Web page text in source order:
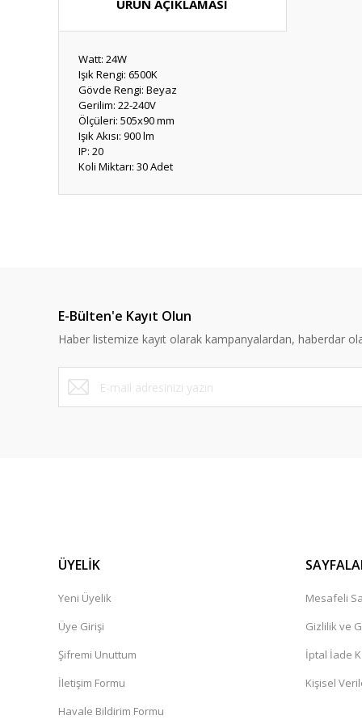
ÜRÜN AÇIKLAMASI
Watt: 24W
Işık Rengi: 6500K
Gövde Rengi: Beyaz
Gerilim: 22-240V
Ölçüleri: 505x90 mm
Işık Akısı: 900 lm
IP: 20
Koli Miktarı: 30 Adet
Ürün bilgilerinde hatalar bulunuyor.
Ürün fiyatı diğer sitelerden daha pahalı.
Bu ürüne benzer farklı alternatifler olmalı.
E-Bülten'e Kayıt Olun
Haber listemize kayıt olarak kampanyalardan, haberdar
ÜYELİK
Yeni Üyelik
Üye Girişi
Şifremi Unuttum
İletişim Formu
Havale Bildirim Formu
Mesafeli
Gizlilik ve
İptal İade
Kişisel